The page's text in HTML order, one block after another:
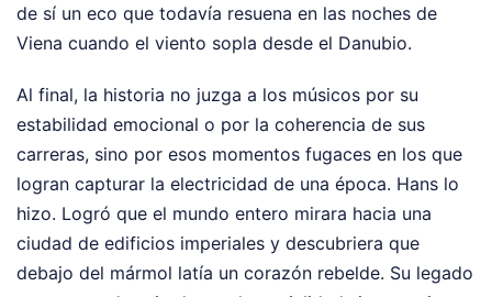
de sí un eco que todavía resuena en las noches de
Viena cuando el viento sopla desde el Danubio.
Al final, la historia no juzga a los músicos por su
estabilidad emocional o por la coherencia de sus
carreras, sino por esos momentos fugaces en los que
logran capturar la electricidad de una época. Hans lo
hizo. Logró que el mundo entero mirara hacia una
ciudad de edificios imperiales y descubriera que
debajo del mármol latía un corazón rebelde. Su legado